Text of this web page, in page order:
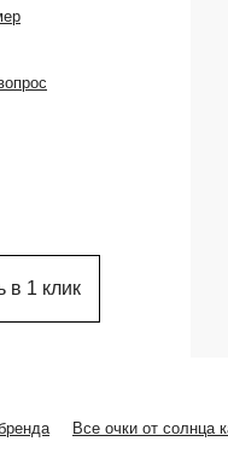
в 1 клик
Все очки от солнца